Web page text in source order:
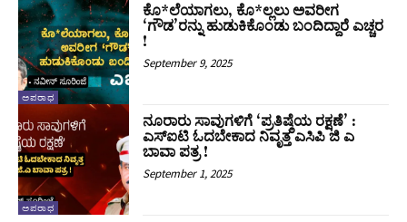
ಅಪರಾಧ
ಕೊ*ಲೆಯಾಗಲು, ಕೊ*ಲ್ಲಲು ಅವರೀಗ
‘ಗೌಡ’ರನ್ನು ಹುಡುಕಿಕೊಂಡು ಬಂದಿದ್ದಾರೆ ಎಚ್ಚರ
!
September 9, 2025
ಅಪರಾಧ
ನೂರಾರು ಸಾವುಗಳಿಗೆ ‘ಪ್ರತಿಷ್ಠೆಯ ರಕ್ಷಣೆ’ :
ಎಸ್ಐಟಿ ಓದಬೇಕಾದ ನಿವೃತ್ತ ಎಸಿಪಿ ಜಿ ಎ
ಬಾವಾ ಪತ್ರ !
September 1, 2025